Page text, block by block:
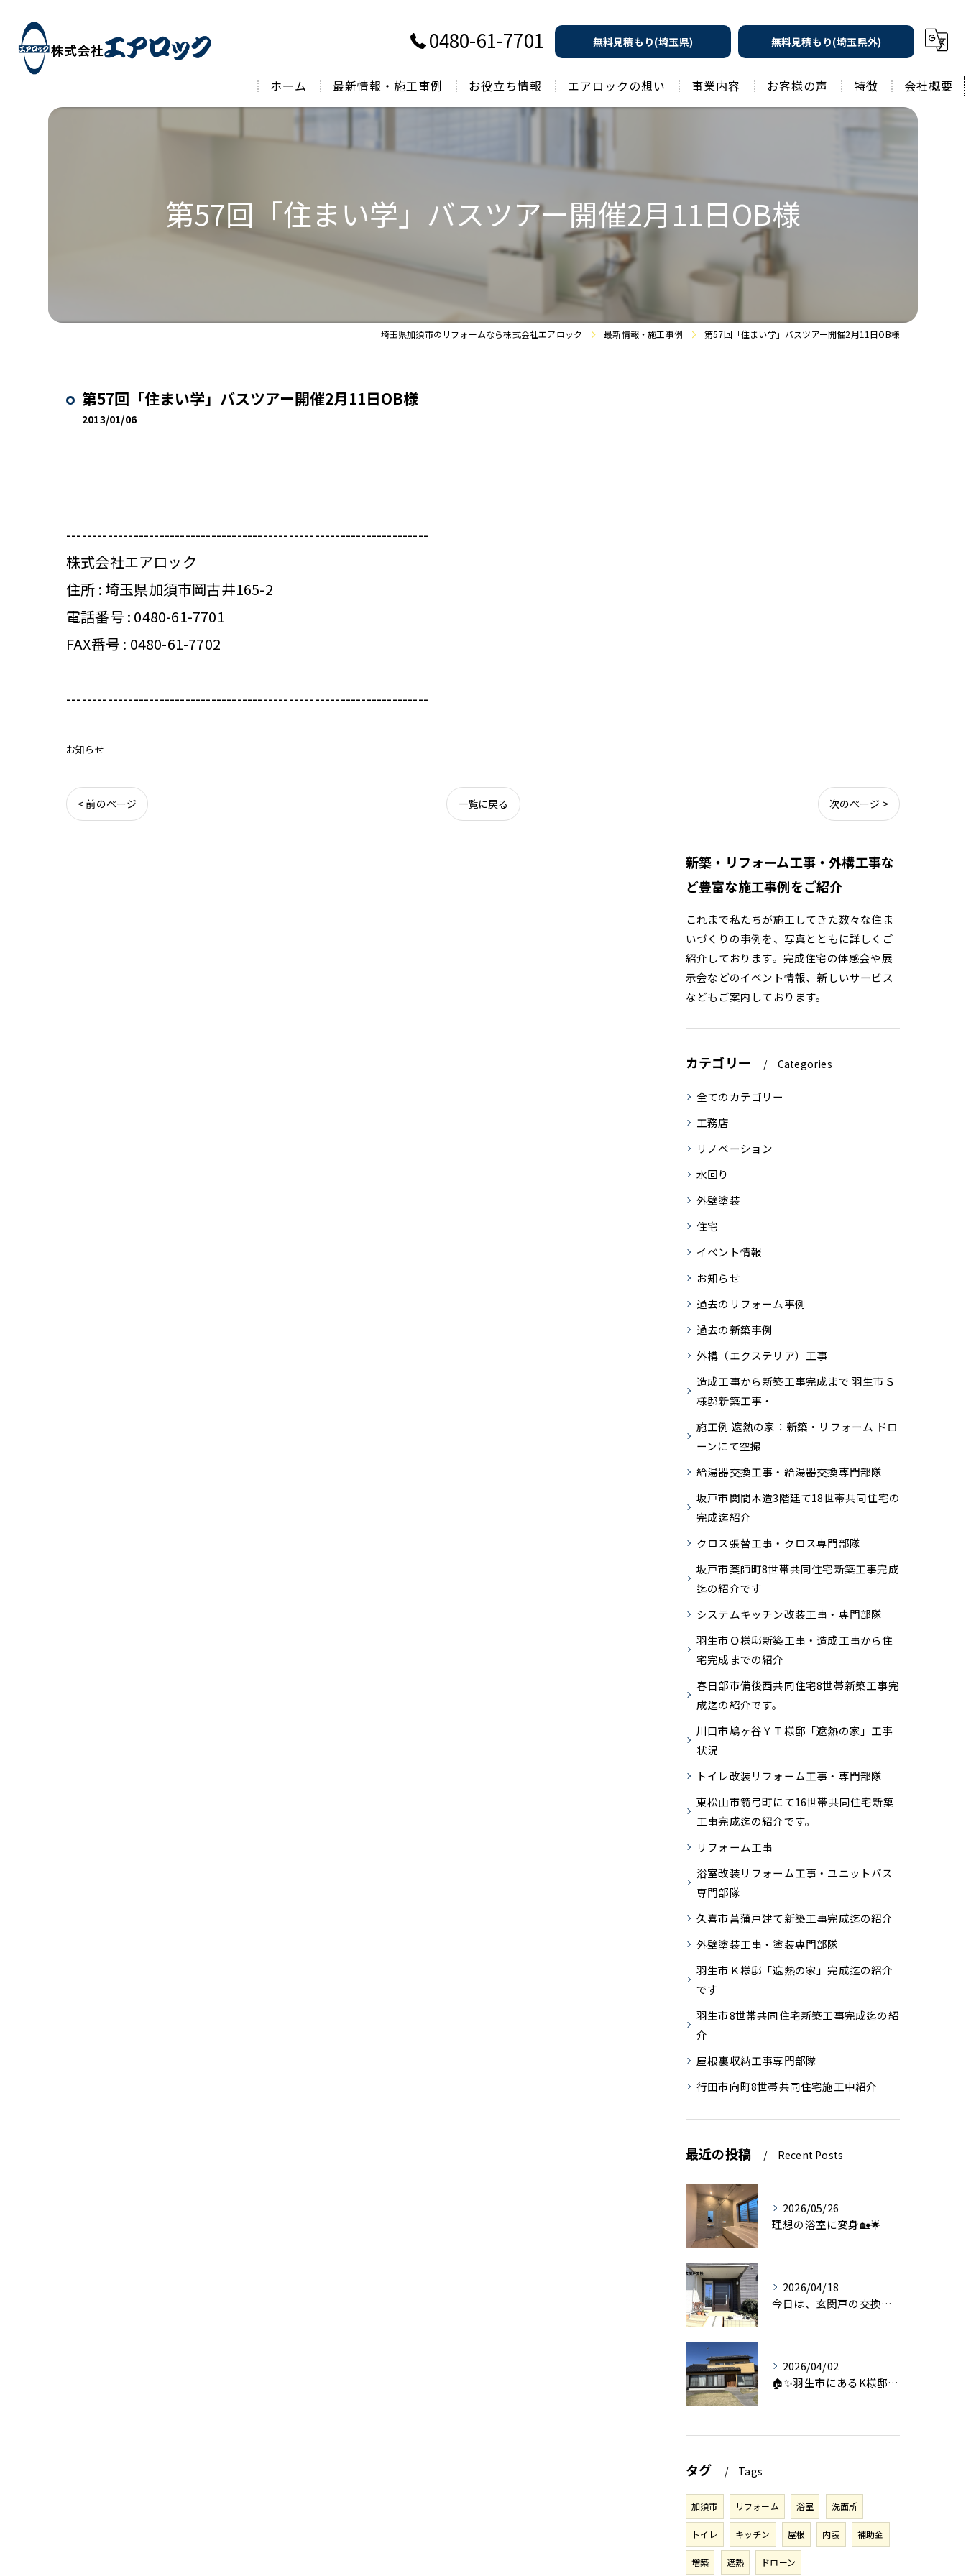
0480-61-7701 無料見積もり(埼玉県) 無料見積もり(埼玉県外)
ホーム 最新情報・施工事例 お役立ち情報 エアロックの想い 事業内容 お客様の声 特徴
工務店
水回り
会社概要
第57回「住まい学」バスツアー開催2月11日OB様
埼玉県加須市のリフォームなら株式会社エアロック 最新情報・施工事例 第57回「住まい学」バスツアー開催2月11日OB様
第57回「住まい学」バスツアー開催2月11日OB様
2013/01/06
----------------------------------------------------------------------
株式会社エアロック
住所 : 埼玉県加須市岡古井165-2
電話番号 : 0480-61-7701
FAX番号 : 0480-61-7702
----------------------------------------------------------------------
お知らせ
< 前のページ 一覧に戻る 次のページ >
新築・リフォーム工事・外構工事な
ど豊富な施工事例をご紹介
これまで私たちが施工してきた数々な住ま
いづくりの事例を、写真とともに詳しくご
紹介しております。完成住宅の体感会や展
示会などのイベント情報、新しいサービス
などもご案内しております。
カテゴリー Categories
全てのカテゴリー
工務店
リノベーション
水回り
外壁塗装
住宅
イベント情報
お知らせ
過去のリフォーム事例
過去の新築事例
外構（エクステリア）工事
造成工事から新築工事完成まで 羽生市Ｓ
様邸新築工事・
施工例 遮熱の家：新築・リフォーム ドロ
ーンにて空撮
給湯器交換工事・給湯器交換専門部隊
坂戸市関間木造3階建て18世帯共同住宅の
完成迄紹介
クロス張替工事・クロス専門部隊
坂戸市薬師町8世帯共同住宅新築工事完成
迄の紹介です
システムキッチン改装工事・専門部隊
羽生市Ｏ様邸新築工事・造成工事から住
宅完成までの紹介
春日部市備後西共同住宅8世帯新築工事完
成迄の紹介です。
川口市鳩ヶ谷ＹＴ様邸「遮熱の家」工事
状況
トイレ改装リフォーム工事・専門部隊
東松山市箭弓町にて16世帯共同住宅新築
工事完成迄の紹介です。
リフォーム工事
浴室改装リフォーム工事・ユニットバス
専門部隊
久喜市菖蒲戸建て新築工事完成迄の紹介
外壁塗装工事・塗装専門部隊
羽生市Ｋ様邸「遮熱の家」完成迄の紹介
です
羽生市8世帯共同住宅新築工事完成迄の紹
介
屋根裏収納工事専門部隊
行田市向町8世帯共同住宅施工中紹介
最近の投稿 Recent Posts
2026/05/26
理想の浴室に変身🏡🌟
2026/04/18
今日は、玄関戸の交換工事をご紹介します🚪✨。
2026/04/02
🏠✨羽生市にあるK様邸は、2008年に㈱エアロックで新築され...
タグ Tags
加須市 リフォーム 浴室 洗面所
トイレ キッチン 屋根 内装 補助金
増築 遮熱 ドローン